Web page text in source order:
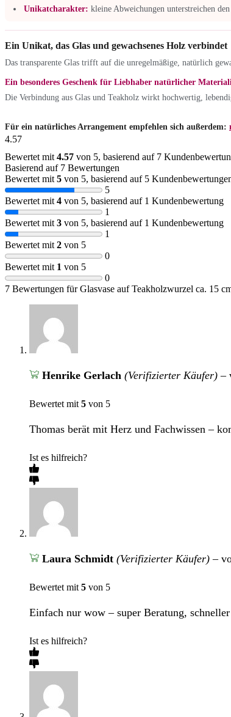
Unikatcharakter: kleine Abweichungen unterstreichen
Ein Unikat, das Glas und gewachsenes Holz verbindet
Das transparente Glas trifft auf die unregelmäßige, natürlich
Ein besonderes Geschenk für Liebhaber natürlicher
Die Verbindung aus Glas und Teakholz wirkt hochwertig,
Für ein natürliches Arrangement empfehlen sich außerdem:
4.57
Bewertet mit 4.57 von 5, basierend auf 7
Basierend auf 7 Bewertungen
Bewertet mit 5 von 5, basierend auf 5
5
Bewertet mit 4 von 5, basierend auf 1 Kundenbewertung
1
Bewertet mit 3 von 5, basierend auf 1 Kundenbewertung
1
Bewertet mit 2 von 5
0
Bewertet mit 1 von 5
0
7 Bewertungen fürGlasvase auf Teakholzwurzel ca. 15
Henrike Gerlach (Verifizierter Käufer) –
Bewertet mit 5 von 5
Thomas berät mit Herz und Fachwissen –
Ist es hilfreich?
Laura Schmidt (Verifizierter Käufer) –
Bewertet mit 5 von 5
Einfach nur wow – super Beratung,
Ist es hilfreich?